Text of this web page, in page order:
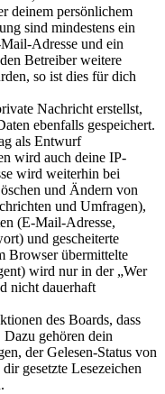
deinem persönlichem
sind mindestens ein
Adresse und ein
Betreiber weitere
so ist dies für dich
Nachricht erstellst,
ebenfalls gespeichert.
als Entwurf
wird auch deine IP-
wird weiterhin bei
und Ändern von
und Umfragen),
(E-Mail-Adresse,
und gescheiterte
Browser übermittelte
wird nur in der „Wer
nicht dauerhaft
des Boards, dass
gehören dein
der Gelesen-Status von
gesetzte Lesezeichen